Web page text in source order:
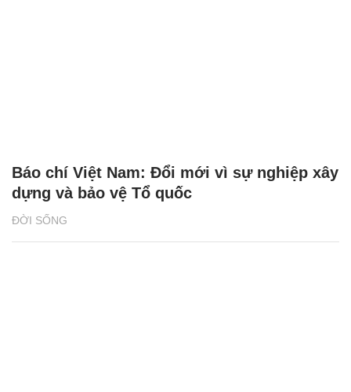
ĐỜI SỐNG
Báo chí Việt Nam: Đổi mới vì sự nghiệp xây
dựng và bảo vệ Tổ quốc